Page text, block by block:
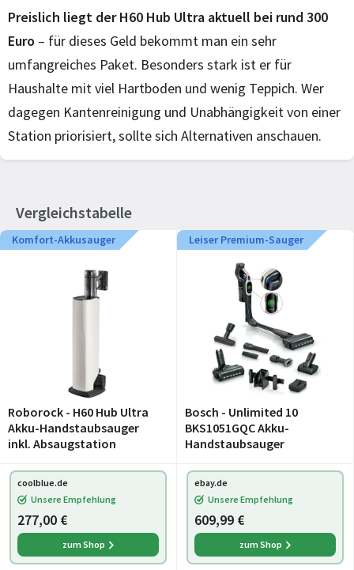
Preislich liegt der H60 Hub Ultra aktuell bei rund 300
Euro – für dieses Geld bekommt man ein sehr
umfangreiches Paket. Besonders stark ist er für
Haushalte mit viel Hartboden und wenig Teppich. Wer
dagegen Kantenreinigung und Unabhängigkeit von einer
Station priorisiert, sollte sich Alternativen anschauen.
Vergleichstabelle
Komfort-Akkusauger
Roborock - H60 Hub Ultra
Akku-Handstaubsauger
inkl. Absaugstation
Leiser Premium-Sauger
Bosch - Unlimited 10
BKS1051GQC Akku-
Handstaubsauger
coolblue.de
Unsere Empfehlung
277,00 €
zum Shop
ebay.de
Unsere Empfehlung
609,99 €
zum Shop